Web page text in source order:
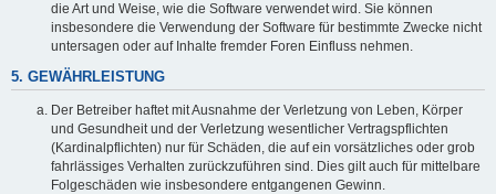
die Art und Weise, wie die Software verwendet wird. Sie können
insbesondere die Verwendung der Software für bestimmte Zwecke nicht
untersagen oder auf Inhalte fremder Foren Einfluss nehmen.
5. GEWÄHRLEISTUNG
Der Betreiber haftet mit Ausnahme der Verletzung von Leben, Körper
und Gesundheit und der Verletzung wesentlicher Vertragspflichten
(Kardinalpflichten) nur für Schäden, die auf ein vorsätzliches oder grob
fahrlässiges Verhalten zurückzuführen sind. Dies gilt auch für mittelbare
Folgeschäden wie insbesondere entgangenen Gewinn.